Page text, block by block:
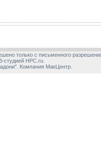
только с письменного
студией HPC.ru.
Компания МакЦентр.